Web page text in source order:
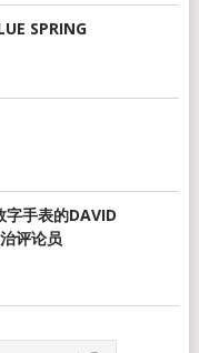
SPRING
字手表的DAVID
评论员